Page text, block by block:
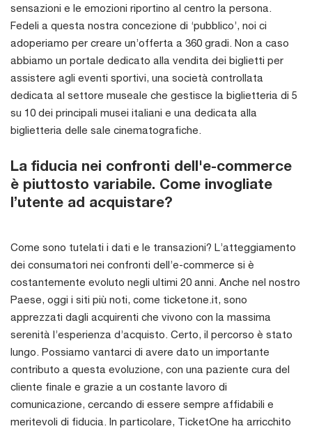
sensazioni e le emozioni riportino al centro la persona.
Fedeli a questa nostra concezione di ‘pubblico’, noi ci
adoperiamo per creare un’offerta a 360 gradi. Non a caso
abbiamo un portale dedicato alla vendita dei biglietti per
assistere agli eventi sportivi, una società controllata
dedicata al settore museale che gestisce la biglietteria di 5
su 10 dei principali musei italiani e una dedicata alla
biglietteria delle sale cinematografiche.
La fiducia nei confronti dell'e-commerce
è piuttosto variabile. Come invogliate
l’utente ad acquistare?
Come sono tutelati i dati e le transazioni? L’atteggiamento
dei consumatori nei confronti dell’e-commerce si è
costantemente evoluto negli ultimi 20 anni. Anche nel nostro
Paese, oggi i siti più noti, come ticketone.it, sono
apprezzati dagli acquirenti che vivono con la massima
serenità l’esperienza d’acquisto. Certo, il percorso è stato
lungo. Possiamo vantarci di avere dato un importante
contributo a questa evoluzione, con una paziente cura del
cliente finale e grazie a un costante lavoro di
comunicazione, cercando di essere sempre affidabili e
meritevoli di fiducia. In particolare, TicketOne ha arricchito